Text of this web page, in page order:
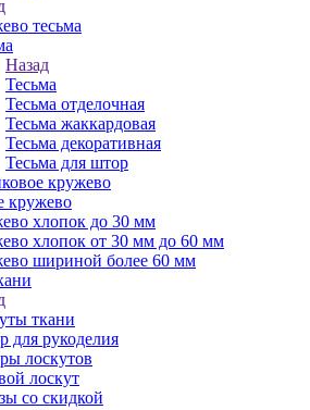
тесьма
Назад
Тесьма
Тесьма отделочная
Тесьма жаккардовая
Тесьма декоративная
Тесьма для штор
кружево
кружево
хлопок до 30 мм
хлопок от 30 мм до 60 мм
шириной более 60 мм
ткани
для рукоделия
лоскутов
лоскут
со скидкой